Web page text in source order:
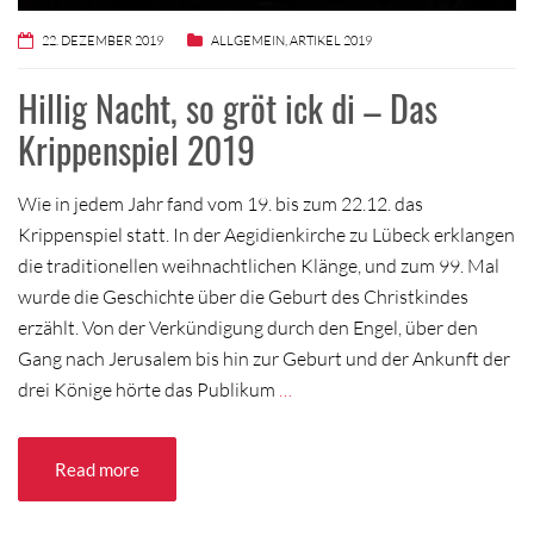
22. DEZEMBER 2019 ALLGEMEIN,ARTIKEL 2019
Hillig Nacht, so gröt ick di – Das
Krippenspiel 2019
Wie in jedem Jahr fand vom 19. bis zum 22.12. das
Krippenspiel statt. In der Aegidienkirche zu Lübeck erklangen
die traditionellen weihnachtlichen Klänge, und zum 99. Mal
wurde die Geschichte über die Geburt des Christkindes
erzählt. Von der Verkündigung durch den Engel, über den
Gang nach Jerusalem bis hin zur Geburt und der Ankunft der
drei Könige hörte das Publikum
Read more